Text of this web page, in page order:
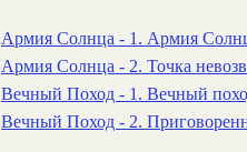
Армия Солнца - 1. Армия
Армия Солнца - 2. Точка
Вечный Поход - 1. Вечный
Вечный Поход - 2.